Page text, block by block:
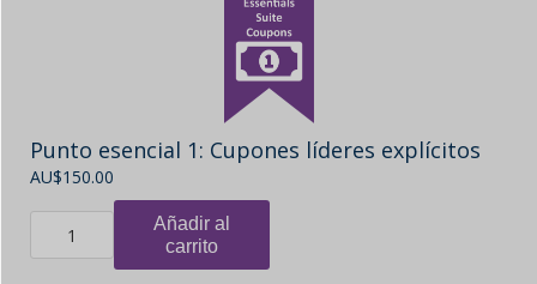
Punto esencial 1: Cupones líderes explícitos
AU$150.00
Añadir al
carrito